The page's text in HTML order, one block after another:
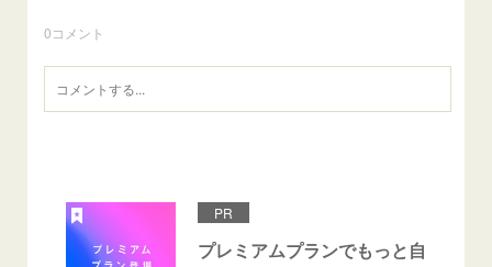
0コメント
PR
プレミアムプランでもっと自